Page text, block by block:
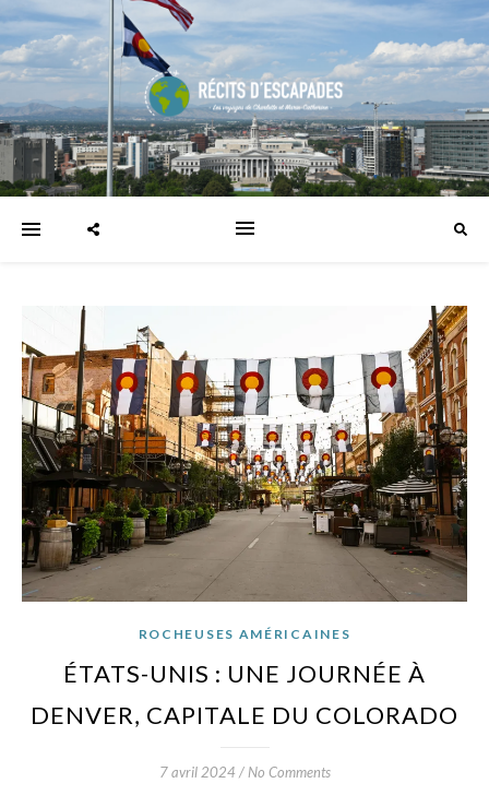
ROCHEUSES AMÉRICAINES
ÉTATS-UNIS : UNE JOURNÉE À
DENVER, CAPITALE DU COLORADO
7 avril 2024 / No Comments